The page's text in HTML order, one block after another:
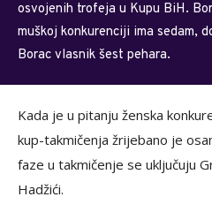
osvojenih trofeja u Kupu BiH.
muškoj konkurenciji ima sedam,
Borac vlasnik šest pehara.
Kada je u pitanju ženska
kup-takmičenja žrijebano je
faze u takmičenje se uključuju
Hadžići.